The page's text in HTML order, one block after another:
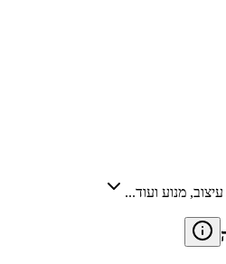
מנוע ועוד...